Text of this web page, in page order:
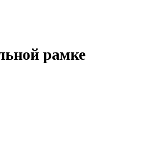
рамке